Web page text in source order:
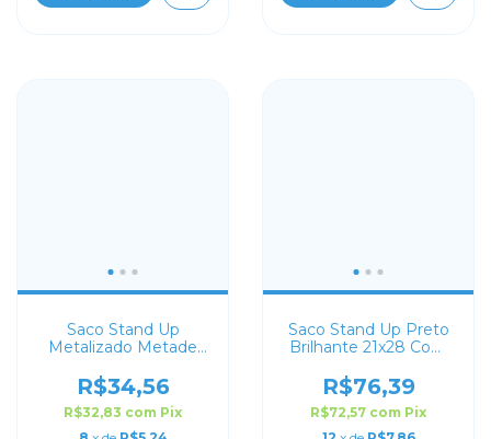
Saco Stand Up
Metalizado Metade
com Zip Lock
R$34,56
R$32,83 com Pix
Saco Stand Up Preto
Brilhante 21x28 Com
R$76,39
R$72,57 com Pix